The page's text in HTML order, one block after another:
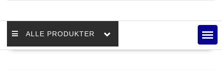
ALLE PRODUKTER